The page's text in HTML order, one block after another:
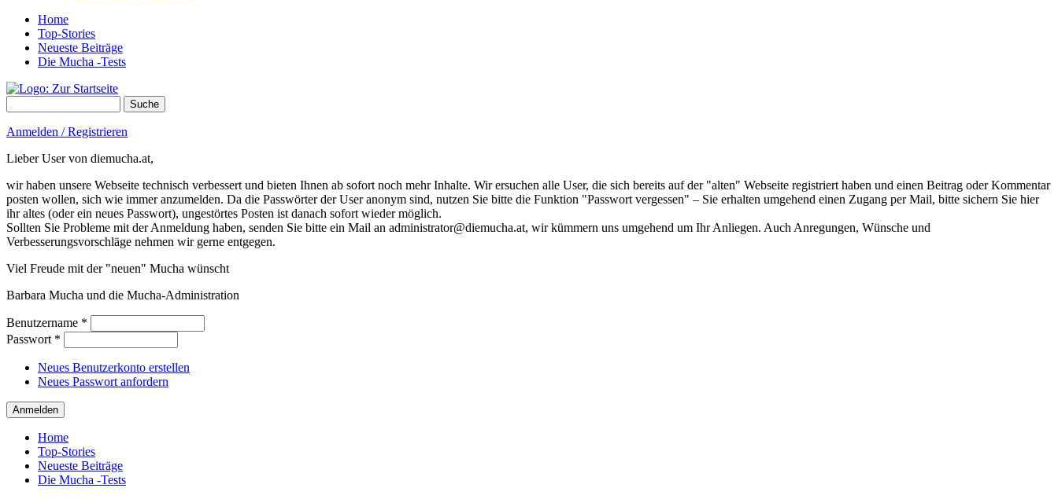
Home
Top-Stories
Neueste Beiträge
Die Mucha -Tests
Anmelden / Registrieren
Lieber User von diemucha.at,
wir haben unsere Webseite technisch verbessert und bieten Ihnen ab sofort noch mehr Inhalte. Wir ersuchen alle User, die sich bereits auf der "alten" Webseite registriert haben und einen Beitrag oder Kommentar
posten wollen, sich wie immer anzumelden. Da die Passwörter der User anonym sind, nutzen Sie bitte die Funktion "Passwort vergessen" – Sie erhalten umgehend einen Zugang per Mail, bitte sichern Sie hier
ihr altes (oder ein neues Passwort), ungestörtes Posten ist danach sofort wieder möglich.
Sollten Sie Probleme mit der Anmeldung haben, senden Sie bitte ein Mail an administrator@diemucha.at, wir kümmern uns umgehend um Ihr Anliegen. Auch Anregungen, Wünsche und
Verbesserungsvorschläge nehmen wir gerne entgegen.
Viel Freude mit der "neuen" Mucha wünscht
Barbara Mucha und die Mucha-Administration
Benutzername *
Passwort *
Neues Benutzerkonto erstellen
Neues Passwort anfordern
Home
Top-Stories
Neueste Beiträge
Die Mucha -Tests